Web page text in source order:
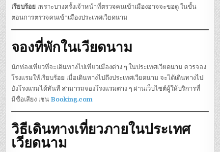
เรียบร้อย เพราะบางครั้งเจ้าหน้าที่ตรวจคนเข้าเมืองอาจจะขอดู ในขั้น
ตอนการตรวจคนเข้าเมืองประเทศเวียดนาม
จองที่พักในเวียดนาม
นักท่องเที่ยวที่จะเดินทางไปเที่ยวเมืองต่าง ๆ ในประเทศเวียดนาม ควรจอง
โรงแรมให้เรียบร้อย เมื่อเดินทางไปถึงประเทศเวียดนาม จะได้เดินทางไป
ยังโรงแรมได้ทันที สามารถจองโรงแรมต่าง ๆ ผ่านเว็บไซต์ผู้ให้บริการที่
มีชื่อเสียง เช่น Booking.com
วิธีเดินทางเที่ยวภายในประเทศ
เวียดนาม